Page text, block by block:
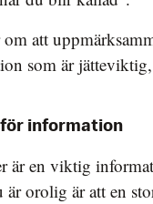
att
som är
information
är en viktig
är orolig är att en